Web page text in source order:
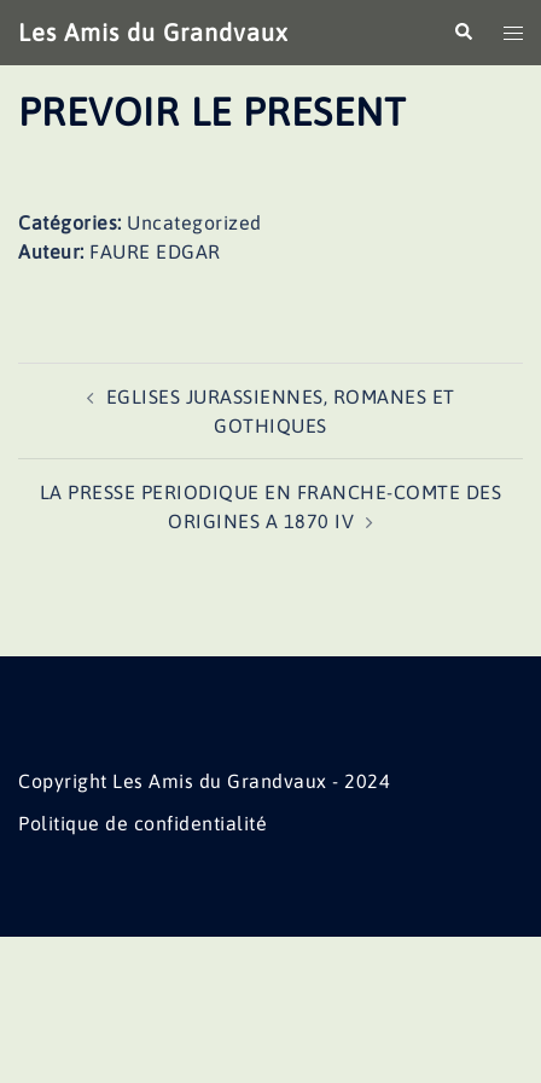
au
contenu
Les Amis du Grandvaux
le
PREVOIR LE PRESENT
Catégories: Uncategorized
Auteur: FAURE EDGAR
d’articleEGLISES JURASSIENNES, ROMANES ET
GOTHIQUES
LA PRESSE PERIODIQUE EN FRANCHE-COMTE DES
ORIGINES A 1870 IV
Copyright Les Amis du Grandvaux - 2024
Politique de confidentialité